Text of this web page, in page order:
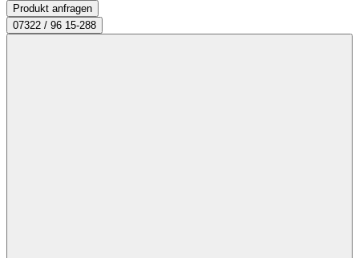
Produkt anfragen
07322 / 96 15-288